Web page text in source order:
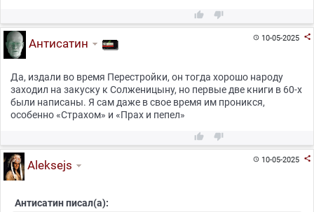
 
10-05-2025 
Антисатин
Да, издали во время Перестройки, он тогда хорошо народу
заходил на закуску к Солженицыну, но первые две книги в 60-х
были написаны. Я сам даже в свое время им проникся,
особенно «Страхом» и «Прах и пепел»
 
10-05-2025 
Aleksejs
Антисатин писал(а):